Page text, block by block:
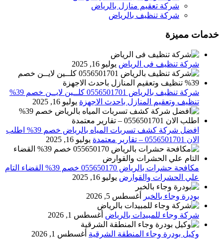
شركة تعقيم منازل بالرياض
شركة تنظيف بالرياض
خدمات مميزة
شركة تنظيف فى الرياض يوليو 16, 2025
شركة تنظيف بالرياض 0556501701 كلــين لايــن خصم 39%
تنظيف وتعقيم المنازل باحدث الاجهزة يوليو 16, 2025
افضل شركة كشف تسربات المياه بالرياض خصم 39% اطلب
الان 0556501701‬‏ – تقارير معتمدة
يوليو 16, 2025
مكافحة حشرات بالرياض 055650170 خصم 39% القضاء التام
علي الحشرات والقوارض يوليو 16, 2025
بودرة وجاء بالخبر أغسطس 5, 2026
شركة وجاء للمبيدات بالرياض أغسطس 1, 2026
وكيل بودرة وجاء المنطقة الشرقية أغسطس 1, 2026